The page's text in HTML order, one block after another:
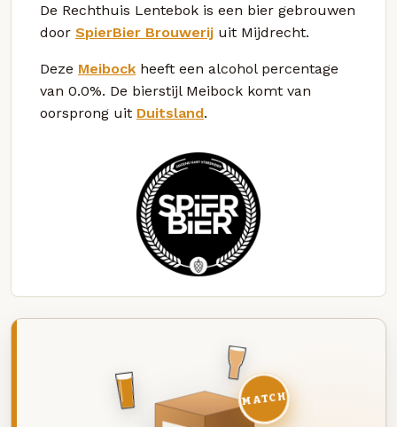
De Rechthuis Lentebok is een bier gebrouwen
door SpierBier Brouwerij uit Mijdrecht.
Deze Meibock heeft een alcohol percentage
van 0.0%. De bierstijl Meibock komt van
oorsprong uit Duitsland.
MATCH